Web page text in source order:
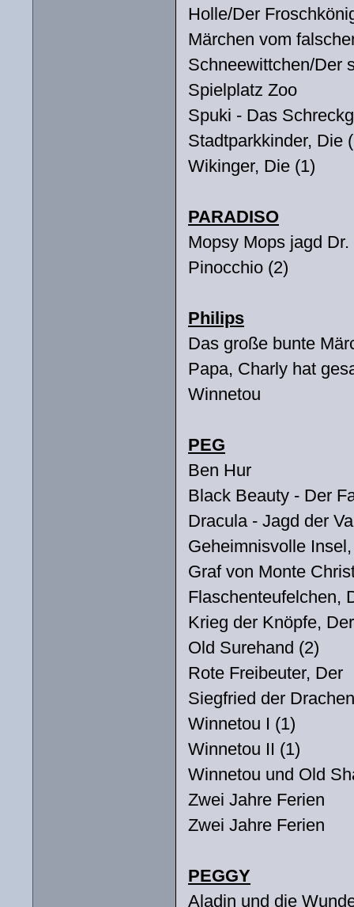
Holle/Der
Märchen vom
Schneewittchen/Der
Spielplatz Zoo
Spuki - Das
Stadtparkkinder, Die
Wikinger, Die (1)
PARADISO
Mopsy Mops jagd
Pinocchio (2)
Philips
Das große bunte
Papa, Charly hat
Winnetou
PEG
Ben Hur
Black Beauty - Der
Dracula - Jagd der
Geheimnisvolle
Graf von Monte
Flaschenteufelchen,
Krieg der Knöpfe, Der
Old Surehand (2)
Rote Freibeuter, Der
Siegfried der
Winnetou I (1)
Winnetou II (1)
Winnetou und Old
Zwei Jahre Ferien
Zwei Jahre Ferien
PEGGY
Aladin und die